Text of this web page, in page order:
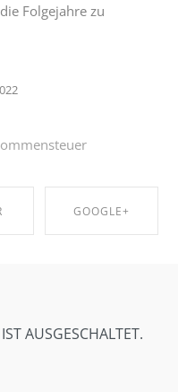
Folgejahre zu
GOOGLE+
AUSGESCHALTET.